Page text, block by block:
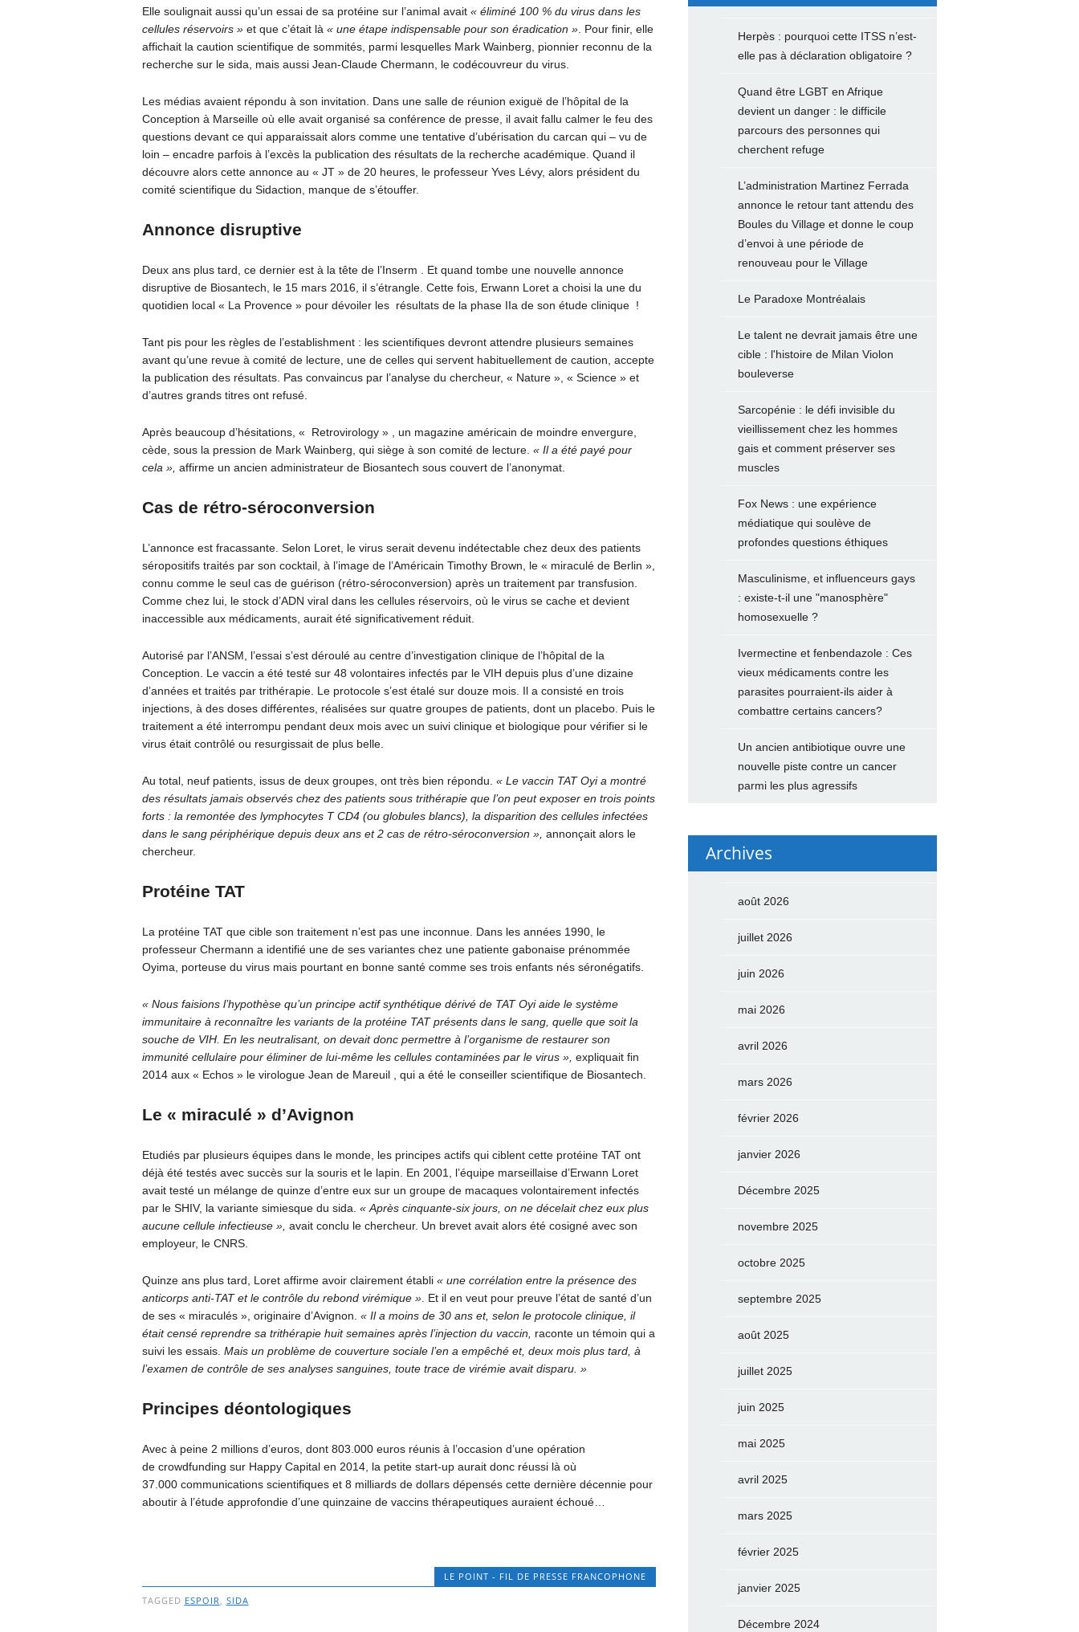
Elle soulignait aussi qu’un essai de sa protéine sur l’animal avait « éliminé 100 % du virus dans les
cellules réservoirs »et que c’était là « une étape indispensable pour son éradication ». Pour finir, elle
affichait la caution scientifique de sommités, parmi lesquelles Mark Wainberg, pionnier reconnu de la
recherche sur le sida, mais aussi Jean-Claude Chermann, le codécouvreur du virus.
Les médias avaient répondu à son invitation. Dans une salle de réunion exiguë de l’hôpital de la
Conception à Marseille où elle avait organisé sa conférence de presse, il avait fallu calmer le feu des
questions devant ce qui apparaissait alors comme une tentative d’ubérisation du carcan qui – vu de
loin – encadre parfois à l’excès la publication des résultats de la recherche académique. Quand il
découvre alors cette annonce au « JT » de 20 heures, le professeur Yves Lévy, alors président du
comité scientifique du Sidaction, manque de s’étouffer.
Annonce disruptive
Deux ans plus tard, ce dernier est à la tête de l’Inserm . Et quand tombe une nouvelle annonce
disruptive de Biosantech, le 15 mars 2016, il s’étrangle. Cette fois, Erwann Loret a choisi la une du
quotidien local « La Provence » pour dévoiler les résultats de la phase IIa de son étude clinique !
Tant pis pour les règles de l’establishment : les scientifiques devront attendre plusieurs semaines
avant qu’une revue à comité de lecture, une de celles qui servent habituellement de caution, accepte
la publication des résultats. Pas convaincus par l’analyse du chercheur, « Nature », « Science » et
d’autres grands titres ont refusé.
Après beaucoup d’hésitations, « Retrovirology » , un magazine américain de moindre envergure,
cède, sous la pression de Mark Wainberg, qui siège à son comité de lecture. « Il a été payé pour
cela », affirme un ancien administrateur de Biosantech sous couvert de l’anonymat.
Cas de rétro-séroconversion
L’annonce est fracassante. Selon Loret, le virus serait devenu indétectable chez deux des patients
séropositifs traités par son cocktail, à l’image de l’Américain Timothy Brown, le « miraculé de Berlin »,
connu comme le seul cas de guérison (rétro-séroconversion) après un traitement par transfusion.
Comme chez lui, le stock d’ADN viral dans les cellules réservoirs, où le virus se cache et devient
inaccessible aux médicaments, aurait été significativement réduit.
Autorisé par l’ANSM, l’essai s’est déroulé au centre d’investigation clinique de l’hôpital de la
Conception. Le vaccin a été testé sur 48 volontaires infectés par le VIH depuis plus d’une dizaine
d’années et traités par trithérapie. Le protocole s’est étalé sur douze mois. Il a consisté en trois
injections, à des doses différentes, réalisées sur quatre groupes de patients, dont un placebo. Puis le
traitement a été interrompu pendant deux mois avec un suivi clinique et biologique pour vérifier si le
virus était contrôlé ou resurgissait de plus belle.
Au total, neuf patients, issus de deux groupes, ont très bien répondu. « Le vaccin TAT Oyi a montré
des résultats jamais observés chez des patients sous trithérapie que l’on peut exposer en trois points
forts : la remontée des lymphocytes T CD4 (ou globules blancs), la disparition des cellules infectées
dans le sang périphérique depuis deux ans et 2 cas de rétro-séroconversion », annonçait alors le
chercheur.
Protéine TAT
La protéine TAT que cible son traitement n’est pas une inconnue. Dans les années 1990, le
professeur Chermann a identifié une de ses variantes chez une patiente gabonaise prénommée
Oyima, porteuse du virus mais pourtant en bonne santé comme ses trois enfants nés séronégatifs.
« Nous faisions l’hypothèse qu’un principe actif synthétique dérivé de TAT Oyi aide le système
immunitaire à reconnaître les variants de la protéine TAT présents dans le sang, quelle que soit la
souche de VIH. En les neutralisant, on devait donc permettre à l’organisme de restaurer son
immunité cellulaire pour éliminer de lui-même les cellules contaminées par le virus », expliquait fin
2014 aux « Echos » le virologue Jean de Mareuil , qui a été le conseiller scientifique de Biosantech.
Le « miraculé » d’Avignon
Etudiés par plusieurs équipes dans le monde, les principes actifs qui ciblent cette protéine TAT ont
déjà été testés avec succès sur la souris et le lapin. En 2001, l’équipe marseillaise d’Erwann Loret
avait testé un mélange de quinze d’entre eux sur un groupe de macaques volontairement infectés
par le SHIV, la variante simiesque du sida. « Après cinquante-six jours, on ne décelait chez eux plus
aucune cellule infectieuse », avait conclu le chercheur. Un brevet avait alors été cosigné avec son
employeur, le CNRS.
Quinze ans plus tard, Loret affirme avoir clairement établi « une corrélation entre la présence des
anticorps anti-TAT et le contrôle du rebond virémique ». Et il en veut pour preuve l’état de santé d’un
de ses « miraculés », originaire d’Avignon. « Il a moins de 30 ans et, selon le protocole clinique, il
était censé reprendre sa trithérapie huit semaines après l’injection du vaccin, raconte un témoin qui a
suivi les essais. Mais un problème de couverture sociale l’en a empêché et, deux mois plus tard, à
l’examen de contrôle de ses analyses sanguines, toute trace de virémie avait disparu. »
Principes déontologiques
Avec à peine 2 millions d’euros, dont 803.000 euros réunis à l’occasion d’une opération
de crowdfunding sur Happy Capital en 2014, la petite start-up aurait donc réussi là où
37.000 communications scientifiques et 8 milliards de dollars dépensés cette dernière décennie pour
aboutir à l’étude approfondie d’une quinzaine de vaccins thérapeutiques auraient échoué…
LE POINT - FIL DE PRESSE FRANCOPHONE
TAGGED ESPOIR, SIDA
Herpès : pourquoi cette ITSS n’est-
elle pas à déclaration obligatoire ?
Quand être LGBT en Afrique
devient un danger : le difficile
parcours des personnes qui
cherchent refuge
L’administration Martinez Ferrada
annonce le retour tant attendu des
Boules du Village et donne le coup
d’envoi à une période de
renouveau pour le Village
Le Paradoxe Montréalais
Le talent ne devrait jamais être une
cible : l'histoire de Milan Violon
bouleverse
Sarcopénie : le défi invisible du
vieillissement chez les hommes
gais et comment préserver ses
muscles
Fox News : une expérience
médiatique qui soulève de
profondes questions éthiques
Masculinisme, et influenceurs gays
: existe-t-il une "manosphère"
homosexuelle ?
Ivermectine et fenbendazole : Ces
vieux médicaments contre les
parasites pourraient-ils aider à
combattre certains cancers?
Un ancien antibiotique ouvre une
nouvelle piste contre un cancer
parmi les plus agressifs
Archives
août 2026
juillet 2026
juin 2026
mai 2026
avril 2026
mars 2026
février 2026
janvier 2026
Décembre 2025
novembre 2025
octobre 2025
septembre 2025
août 2025
juillet 2025
juin 2025
mai 2025
avril 2025
mars 2025
février 2025
janvier 2025
Décembre 2024